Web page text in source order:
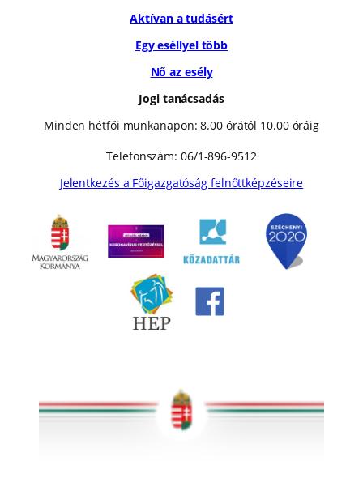
Aktívan a tudásért
Egy eséllyel több
Nő az esély
Jogi tanácsadás
Minden hétfői munkanapon: 8.00 órától 10.00 óráig
Telefonszám: 06/1-896-9512
Jelentkezés a Főigazgatóság felnőttképzéseire